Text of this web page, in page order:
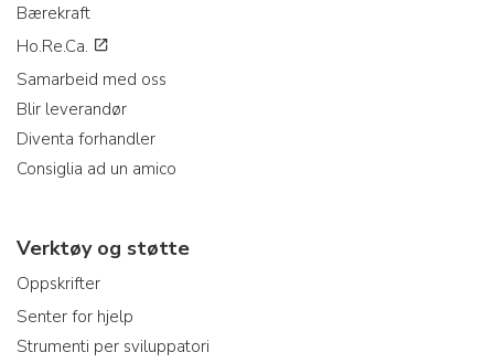
Bærekraft
Ho.Re.Ca.
Samarbeid med oss
Blir leverandør
Diventa forhandler
Consiglia ad un amico
Verktøy og støtte
Oppskrifter
Senter for hjelp
Strumenti per sviluppatori